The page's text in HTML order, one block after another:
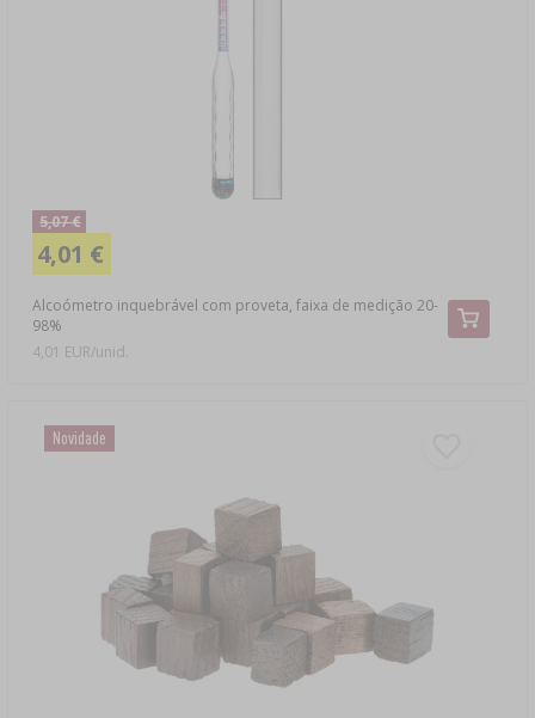
Alcoómetro inquebrável com proveta, faixa de medição 20-
98%
5,07 €
4,01 €
4,01 EUR/unid.
Novidade